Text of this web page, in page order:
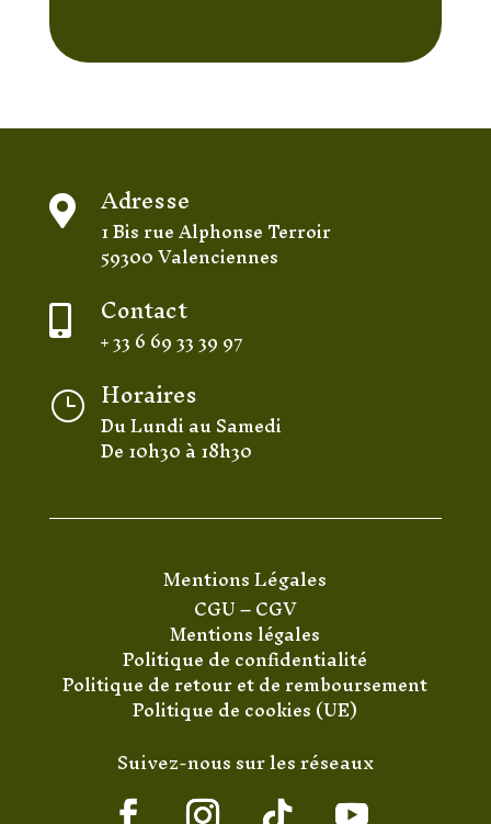
 Adresse
1 Bis rue Alphonse Terroir
59300 Valenciennes
 Contact
+ 33 6 69 33 39 97
} Horaires
Du Lundi au Samedi
De 10h30 à 18h30
Mentions Légales
CGU–CGV
Mentions légales
Politique de confidentialité
Politique de retour et de remboursement
Politique de cookies (UE)
Suivez-nous sur les réseaux